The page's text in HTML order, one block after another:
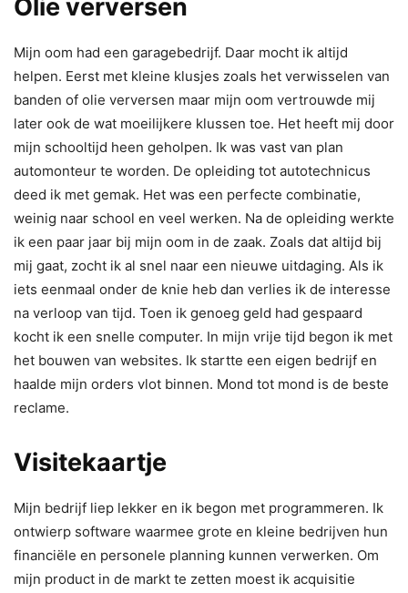
Olie verversen
Mijn oom had een garagebedrijf. Daar mocht ik altijd
helpen. Eerst met kleine klusjes zoals het verwisselen van
banden of olie verversen maar mijn oom vertrouwde mij
later ook de wat moeilijkere klussen toe. Het heeft mij door
mijn schooltijd heen geholpen. Ik was vast van plan
automonteur te worden. De opleiding tot autotechnicus
deed ik met gemak. Het was een perfecte combinatie,
weinig naar school en veel werken. Na de opleiding werkte
ik een paar jaar bij mijn oom in de zaak. Zoals dat altijd bij
mij gaat, zocht ik al snel naar een nieuwe uitdaging. Als ik
iets eenmaal onder de knie heb dan verlies ik de interesse
na verloop van tijd. Toen ik genoeg geld had gespaard
kocht ik een snelle computer. In mijn vrije tijd begon ik met
het bouwen van websites. Ik startte een eigen bedrijf en
haalde mijn orders vlot binnen. Mond tot mond is de beste
reclame.
Visitekaartje
Mijn bedrijf liep lekker en ik begon met programmeren. Ik
ontwierp software waarmee grote en kleine bedrijven hun
financiële en personele planning kunnen verwerken. Om
mijn product in de markt te zetten moest ik acquisitie